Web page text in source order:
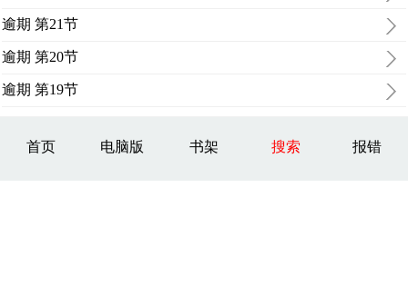
逾期 第21节
逾期 第20节
逾期 第19节
首页 电脑版 书架 搜索 报错